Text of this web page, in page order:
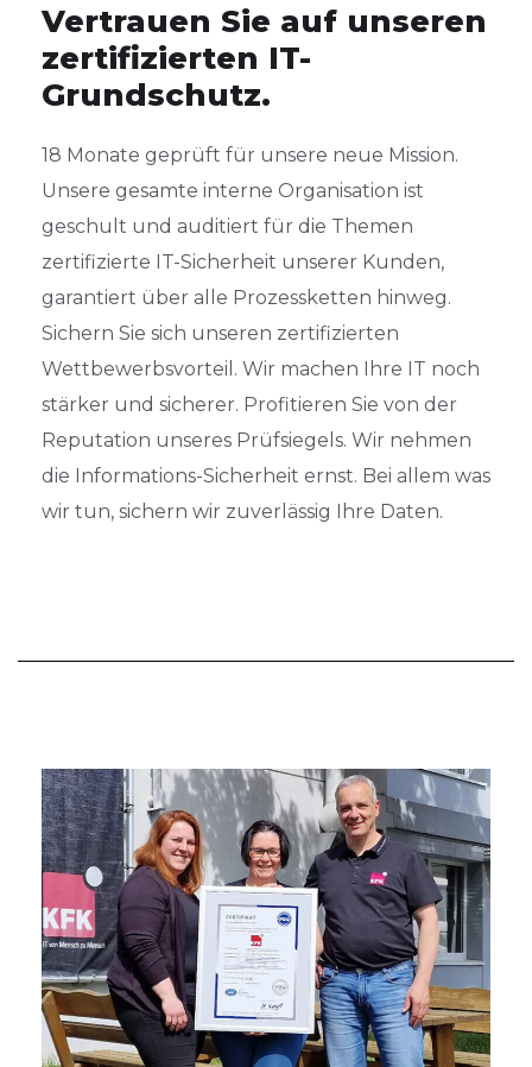
Vertrauen Sie auf unseren
zertifizierten IT-
Grundschutz.
18 Monate geprüft für unsere neue Mission.
Unsere gesamte interne Organisation ist
geschult und auditiert für die Themen
zertifizierte IT-Sicherheit unserer Kunden,
garantiert über alle Prozessketten hinweg.
Sichern Sie sich unseren zertifizierten
Wettbewerbsvorteil. Wir machen Ihre IT noch
stärker und sicherer. Profitieren Sie von der
Reputation unseres Prüfsiegels. Wir nehmen
die Informations-Sicherheit ernst. Bei allem was
wir tun, sichern wir zuverlässig Ihre Daten.